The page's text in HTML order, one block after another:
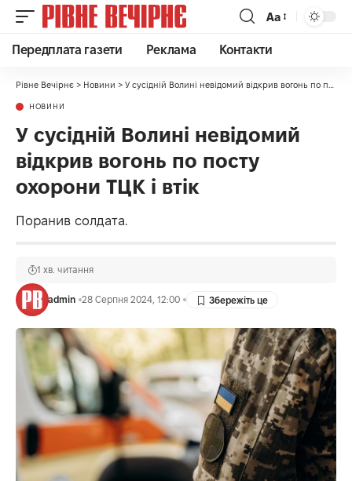
Аа
Передплата газети Реклама Контакти
Рівне Вечірнє > Новини > У сусідній Волині невідомий відкрив вогонь по посту охорони ТЦК і втік
НОВИНИ
У сусідній Волині невідомий
відкрив вогонь по посту
охорони ТЦК і втік
Поранив солдата.
admin 28 Серпня 2024, 12:00
1 хв. читання